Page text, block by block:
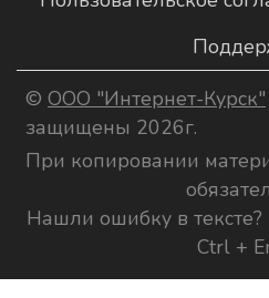
© ООО "Интернет-Курск"
защищены 2026г.
При копировании
Нашли ошибку в
Ctrl +